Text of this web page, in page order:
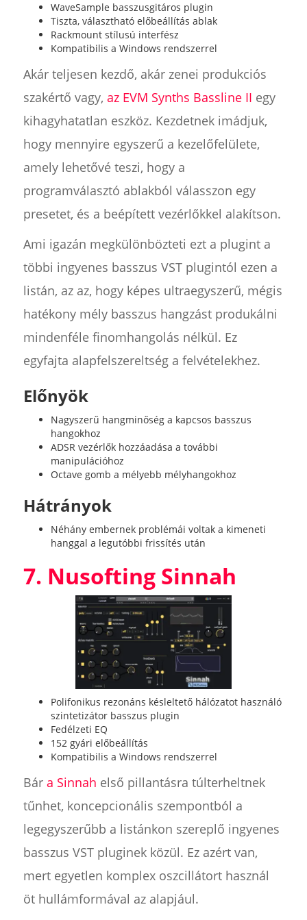
WaveSample basszusgitáros plugin
Tiszta, választható előbeállítás ablak
Rackmount stílusú interfész
Kompatibilis a Windows rendszerrel
Akár teljesen kezdő, akár zenei produkciós
szakértő vagy, az EVM Synths Bassline II egy
kihagyhatatlan eszköz. Kezdetnek imádjuk,
hogy mennyire egyszerű a kezelőfelülete,
amely lehetővé teszi, hogy a
programválasztó ablakból válasszon egy
presetet, és a beépített vezérlőkkel alakítson.
Ami igazán megkülönbözteti ezt a plugint a
többi ingyenes basszus VST plugintól ezen a
listán, az az, hogy képes ultraegyszerű, mégis
hatékony mély basszus hangzást produkálni
mindenféle finomhangolás nélkül. Ez
egyfajta alapfelszereltség a felvételekhez.
Előnyök
Nagyszerű hangminőség a kapcsos basszus
hangokhoz
ADSR vezérlők hozzáadása a további
manipulációhoz
Octave gomb a mélyebb mélyhangokhoz
Hátrányok
Néhány embernek problémái voltak a kimeneti
hanggal a legutóbbi frissítés után
7. Nusofting Sinnah
Polifonikus rezonáns késleltető hálózatot használó
szintetizátor basszus plugin
Fedélzeti EQ
152 gyári előbeállítás
Kompatibilis a Windows rendszerrel
Bár a Sinnah első pillantásra túlterheltnek
tűnhet, koncepcionális szempontból a
legegyszerűbb a listánkon szereplő ingyenes
basszus VST pluginek közül. Ez azért van,
mert egyetlen komplex oszcillátort használ
öt hullámformával az alapjául.